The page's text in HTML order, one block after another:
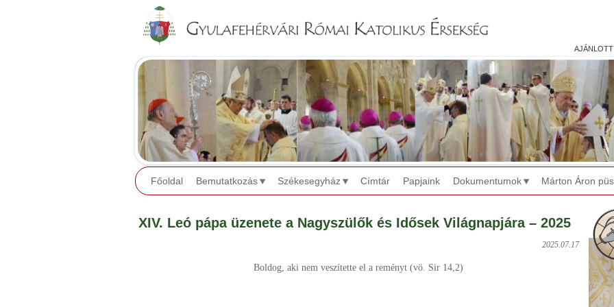
ajánlott
Főoldal Bemutatkozás Székesegyház Címtár Papjaink Dokumentumok Márton Áron
XIV. Leó pápa üzenete a Nagyszülők és Idősek Világnapjára – 2025
2025.07.17
Boldog, aki nem veszítette el a reményt (vö. Sir 14,2)